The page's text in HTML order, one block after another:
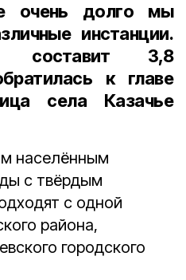
очень долго мы
инстанции.
составит 3,8
к главе
села Казачье
населённым
с твёрдым
с одной
района,
городского